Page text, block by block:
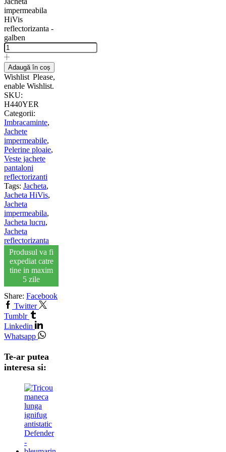
impermeabila
HiVis
reflectorizanta -
galben
Adaugă în coș
Wishlist Please,
enable Wishlist.
SKU:
H440YER
Categorii:
Imbracaminte,
Jachete
impermeabile,
Pelerine ploaie,
Veste jachete
pantaloni
reflectorizanti
Tags: Jacheta,
Jacheta HiVis,
Jacheta
impermeabila,
Jacheta lucru,
Jacheta
reflectorizanta
Produsul va fi
expediat catre
tine in maxim
5 zile
Share: Facebook
Twitter
Tumblr
Linkedin
Whatsapp
Te-ar putea
interesa si: